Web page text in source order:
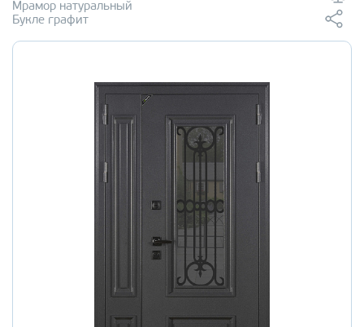
Мрамор натуральный
Букле графит